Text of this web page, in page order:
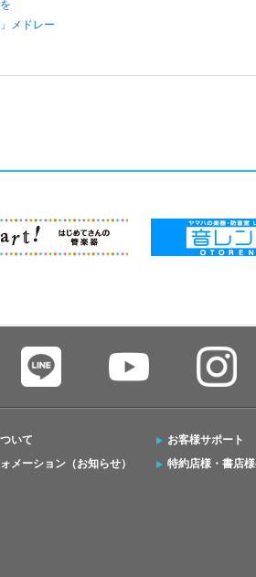
」メドレー
いて
メーション（お知らせ）
お客様サポート
特約店様・書店